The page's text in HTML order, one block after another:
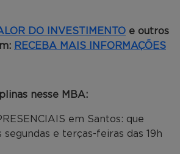
DO INVESTIMENTO e outros
RECEBA MAIS INFORMAÇÕES
nesse MBA:
em Santos: que
segundas e terças-feiras das 19h